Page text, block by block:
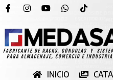
INICIO